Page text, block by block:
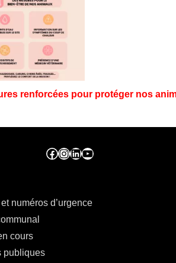
renforcées pour protéger nos
Facebook ville de seraing Instragram ville de seraing linkedin – ville de seraing YouTube
numéros d’urgence
cours
publiques